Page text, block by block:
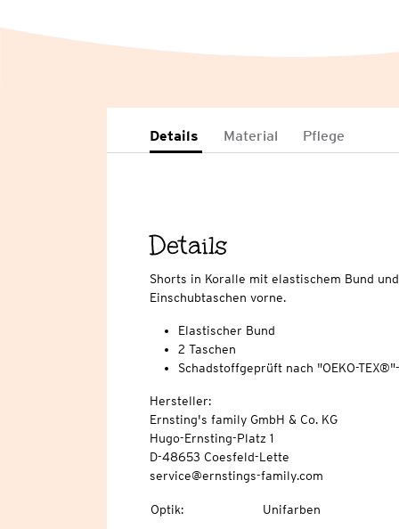
Details Material Pflege
Details
Shorts in Koralle mit elastischem Bund
Einschubtaschen vorne.
Elastischer Bund
2 Taschen
Schadstoffgeprüft nach "OEKO-
Hersteller:
Ernsting's family GmbH & Co. KG
Hugo-Ernsting-Platz 1
D-48653 Coesfeld-Lette
service@ernstings-family.com
Optik: Unifarben